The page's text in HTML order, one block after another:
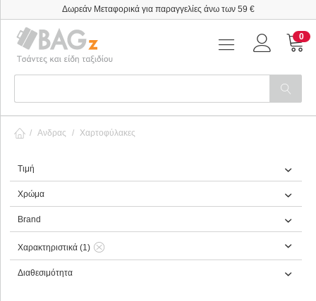
Δωρεάν Μεταφορικά για παραγγελίες άνω των 59 €
0
/ Ανδρας / Χαρτοφύλακες
Τιμή
Χρώμα
Brand
Χαρακτηριστικά (1)
Διαθεσιμότητα